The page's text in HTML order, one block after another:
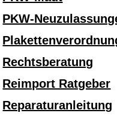
PKW-
Rechtsberatung
Reimport Ratgeber
Reparaturanleitung